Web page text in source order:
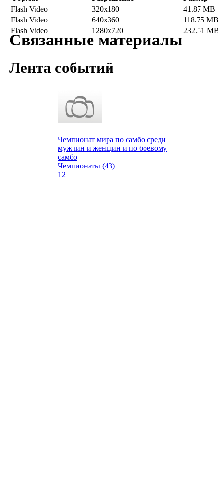
Flash Video
320x180
41.87 MB
Flash Video
640x360
118.75 MB
Flash Video
1280x720 232.51
Связанные материалы
Лента событий
Чемпионат мира по самбо среди
мужчин и женщин и по боевому
самбо
Чемпионаты (43)
12